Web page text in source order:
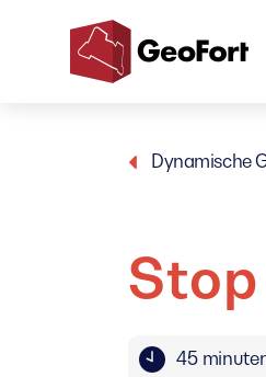
Dynamische
45